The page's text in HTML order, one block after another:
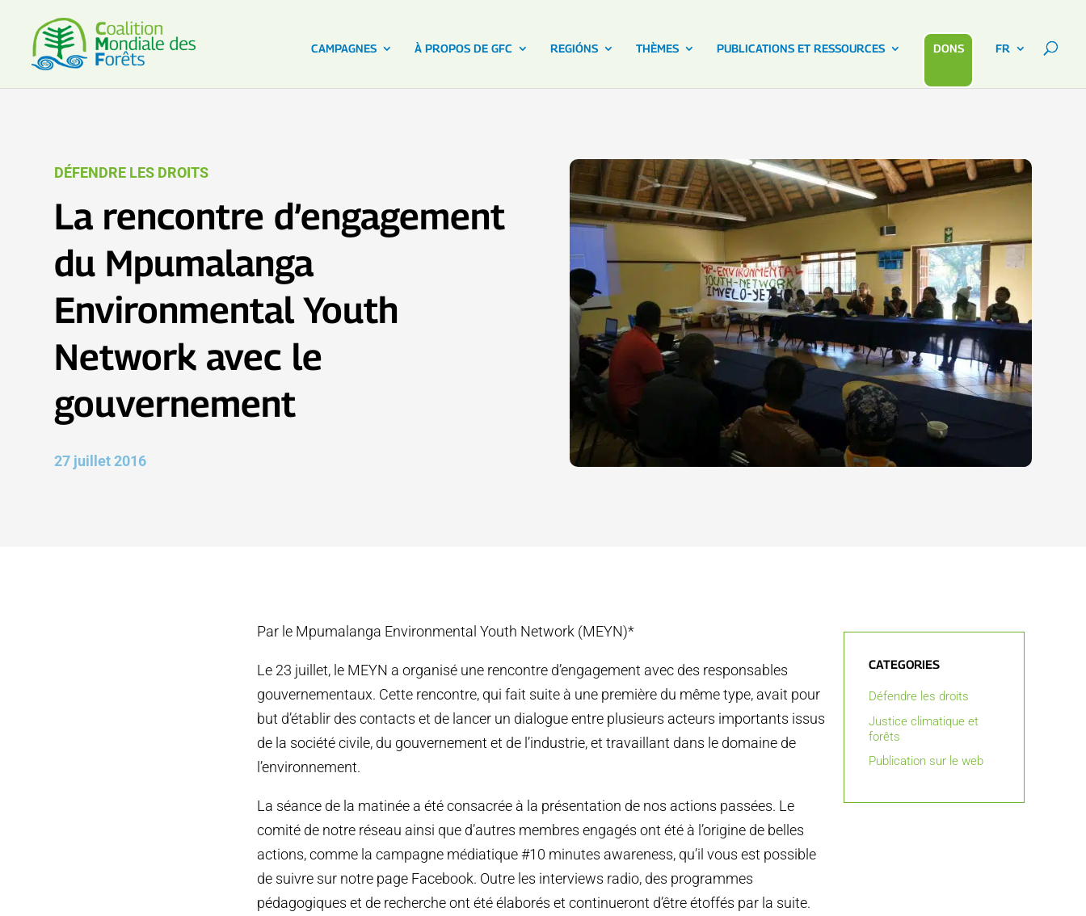
CAMPAGNES À PROPOS DE GFC REGIÓNS THÈMES PUBLICATIONS ET RESSOURCES DONS FR
DÉFENDRE LES DROITS
La rencontre d’engagement
du Mpumalanga
Environmental Youth
Network avec le
gouvernement
27 juillet 2016
Par le Mpumalanga Environmental Youth Network (MEYN)*
Le 23 juillet, le MEYN a organisé une rencontre d’engagement avec des responsables
gouvernementaux. Cette rencontre, qui fait suite à une première du même type, avait pour
but d’établir des contacts et de lancer un dialogue entre plusieurs acteurs importants issus
de la société civile, du gouvernement et de l’industrie, et travaillant dans le domaine de
l’environnement.
La séance de la matinée a été consacrée à la présentation de nos actions passées. Le
comité de notre réseau ainsi que d’autres membres engagés ont été à l’origine de belles
actions, comme la campagne médiatique #10 minutes awareness, qu’il vous est possible
de suivre sur notre page Facebook. Outre les interviews radio, des programmes
pédagogiques et de recherche ont été élaborés et continueront d’être étoffés par la suite.
CATEGORIES
Défendre les droits
Justice climatique et
forêts
Publication sur le web